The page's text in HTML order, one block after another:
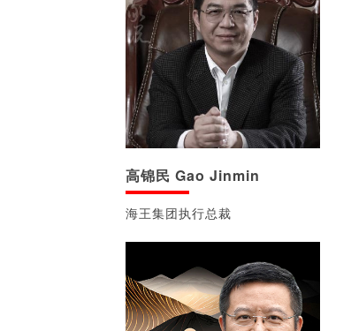
高锦民 Gao Jinmin
海王集团执行总裁